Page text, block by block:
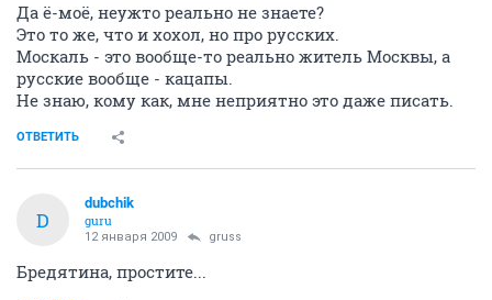
Да ё-моё, неужто реально не знаете?
Это то же, что и хохол, но про русских.
Москаль - это вообще-то реально житель Москвы, а
русские вообще - кацапы.
Не знаю, кому как, мне неприятно это даже писать.
ОТВЕТИТЬ
D
dubchik
guru
12 января 2009 gruss
Бредятина, простите...